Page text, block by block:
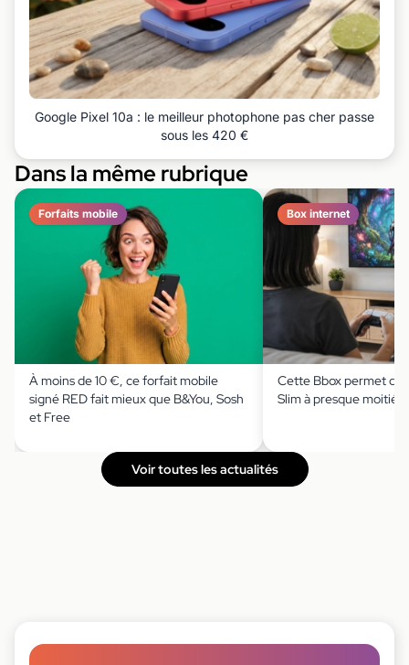
Google Pixel 10a : le meilleur photophone pas cher passe
sous les 420 €
Dans la même rubrique
Forfaits mobile
À moins de 10 €, ce forfait mobile
signé RED fait mieux que B&You, Sosh
et Free
Box internet
Cette Bbox permet de
Slim à presque moitié
Voir toutes les actualités